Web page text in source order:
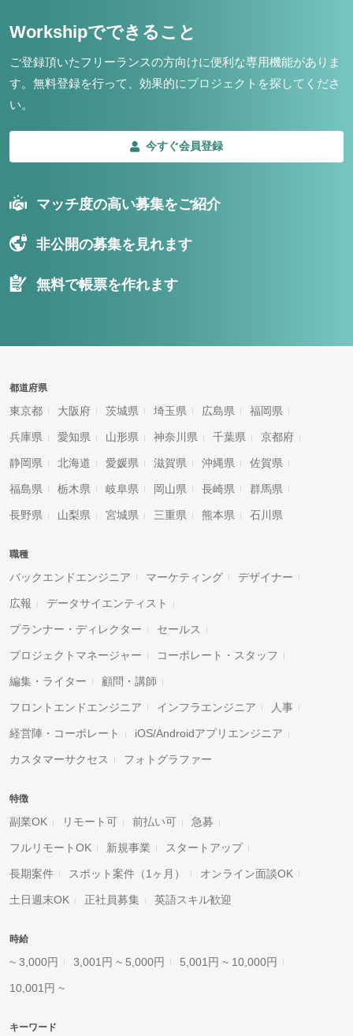
Workshipでできること
ご登録頂いたフリーランスの方向けに便利な専用機能がありま
す。 無料登録を行って、効果的にプロジェクトを探してくださ
い。
今すぐ会員登録
マッチ度の高い募集をご紹介
非公開の募集を見れます
無料で帳票を作れます
都道府県
東京都 大阪府 茨城県 埼玉県 広島県 福岡県
兵庫県 愛知県 山形県 神奈川県 千葉県 京都府
静岡県 北海道 愛媛県 滋賀県 沖縄県 佐賀県
福島県 栃木県 岐阜県 岡山県 長崎県 群馬県
長野県 山梨県 宮城県 三重県 熊本県 石川県
職種
バックエンドエンジニア マーケティング デザイナー
広報 データサイエンティスト
プランナー・ディレクター セールス
プロジェクトマネージャー コーポレート・スタッフ
編集・ライター 顧問・講師
フロントエンドエンジニア インフラエンジニア 人事
経営陣・コーポレート iOS/Androidアプリエンジニア
カスタマーサクセス フォトグラファー
特徴
副業OK リモート可 前払い可 急募
フルリモートOK 新規事業 スタートアップ
長期案件 スポット案件（1ヶ月） オンライン面談OK
土日週末OK 正社員募集 英語スキル歓迎
時給
~ 3,000円 3,001円 ~ 5,000円 5,001円 ~ 10,000円
10,001円 ~
キーワード